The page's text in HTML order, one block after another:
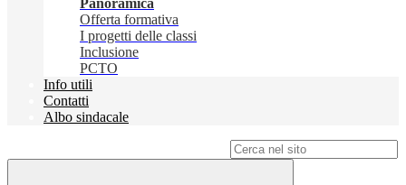
Panoramica
Offerta formativa
I progetti delle classi
Inclusione
PCTO
Info utili
Contatti
Albo sindacale